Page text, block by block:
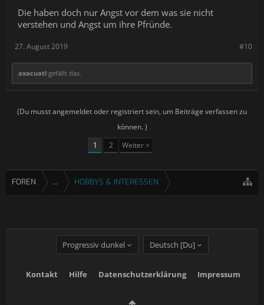
Die haben doch nur Angst vor dem was sie nicht
verstehen und Angst um ihre Pfründe.
#10
27. August 2019
axacuatl gefällt das.
(Du musst angemeldet oder registriert sein, um Beiträge verfassen zu
können. )
1
2 Weiter >
FOREN ... HOBBYS & INTERESSEN
Progressiv dunkel Deutsch [Du]
Kontakt Hilfe Datenschutzerklärung Impressum